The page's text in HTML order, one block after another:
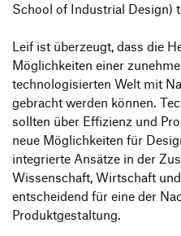
School of Industrial Design)
Leif ist überzeugt, dass die
Möglichkeiten einer
technologisierten Welt mit
gebracht werden können.
sollten über Effizienz und
neue Möglichkeiten für
integrierte Ansätze in der
Wissenschaft, Wirtschaft
entscheidend für eine der
Produktgestaltung.